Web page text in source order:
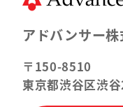
アドバンサー
〒150-8510
東京都渋谷区渋